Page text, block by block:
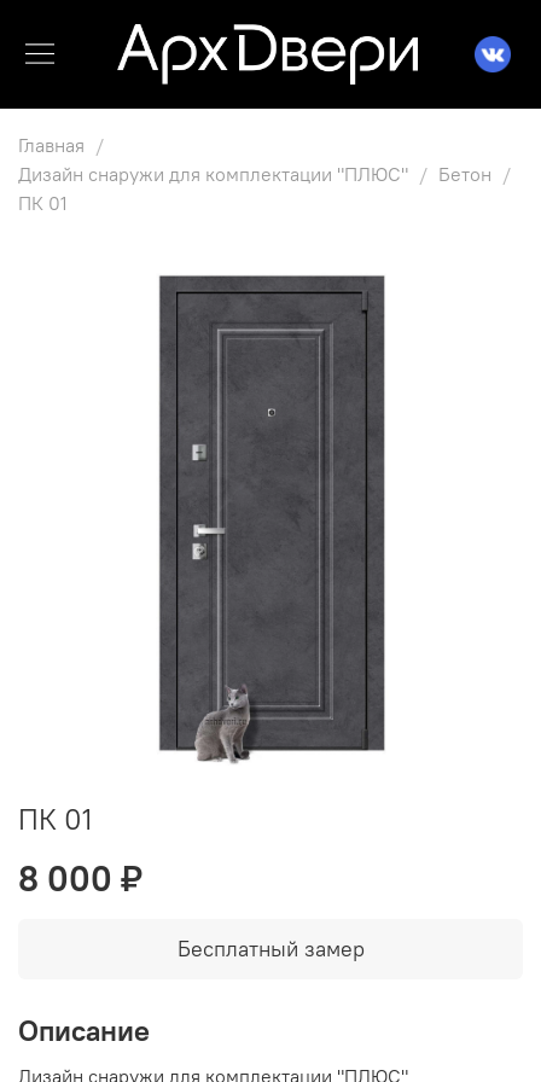
Главная
Дизайн снаружи для комплектации "ПЛЮС"
Бетон
ПК 01
ПК 01
8 000 ₽
Бесплатный замер
Описание
Дизайн снаружи для комплектации "ПЛЮС"